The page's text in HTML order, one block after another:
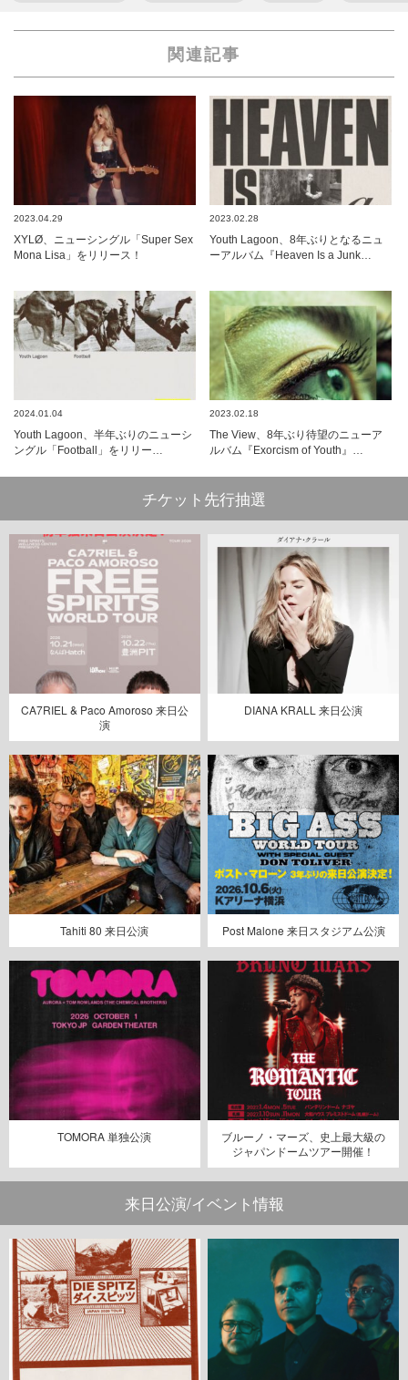
関連記事
2023.04.29
XYLØ、ニューシングル「Super Sex
Mona Lisa」をリリース！
2023.02.28
Youth Lagoon、8年ぶりとなるニュ
ーアルバム『Heaven Is a Junk…
2024.01.04
Youth Lagoon、半年ぶりのニューシ
ングル「Football」をリリー…
2023.02.18
The View、8年ぶり待望のニューア
ルバム『Exorcism of Youth』…
チケット先行抽選
CA7RIEL & Paco Amoroso 来日公
演
DIANA KRALL 来日公演
Tahiti 80 来日公演 Post Malone 来日スタジアム公演
TOMORA 単独公演
ブルーノ・マーズ、史上最大級の
ジャパンドームツアー開催！
来日公演/イベント情報